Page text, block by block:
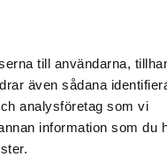
till användarna,
även sådana
analysföretag som vi
information som du